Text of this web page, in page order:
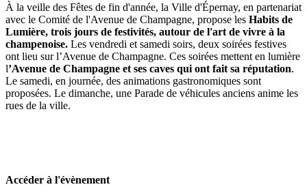
À la veille des Fêtes de fin d'année, la Ville d'Épernay, en partenariat
avec le Comité de l'Avenue de Champagne, propose les Habits de
Lumière, trois jours de festivités, autour de l'art de vivre à la
champenoise. Les vendredi et samedi soirs, deux soirées festives
ont lieu sur l’Avenue de Champagne. Ces soirées mettent en lumière
l’Avenue de Champagne et ses caves qui ont fait sa réputation.
Le samedi, en journée, des animations gastronomiques sont
proposées. Le dimanche, une Parade de véhicules anciens anime les
rues de la ville.
Accéder à l'évènement